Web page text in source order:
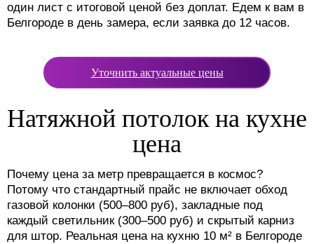
один лист с итоговой ценой без доплат. Едем к вам в
Белгороде в день замера, если заявка до 12 часов.
Уточнить актуальные цены
Натяжной потолок на кухне
цена
Почему цена за метр превращается в космос?
Потому что стандартный прайс не включает обход
газовой колонки (500–800 руб), закладные под
каждый светильник (300–500 руб) и скрытый карниз
для штор. Реальная цена на кухню 10 м² в Белгороде